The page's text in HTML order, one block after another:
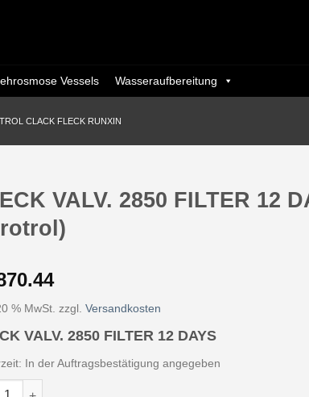
Vessels Wasseraufbereitung
CLACK FLECK RUNXIN
VALV. 2850 FILTER 12
% MwSt. zzgl.Versandkosten
VALV. 2850 FILTER 12 DAYS
In der Auftragsbestätigung angegeben
VALV. 2850 FILTER 12 DAYS (Art. FV285MC-600 -